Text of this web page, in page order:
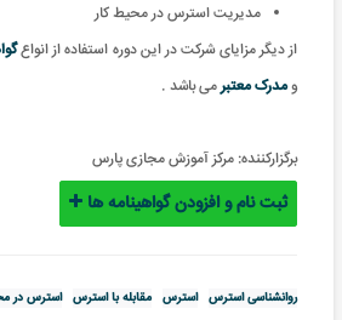
مدیریت استرس در محیط کار
از دیگر مزایای شرکت در این دوره استفاده از انواع
ومدرک معتبرمی باشد .
برگزارکننده: مرکز آموزش مجازی پارس
ثبت نام و افزودن گواهینامه ها
روانشناسی استرس استرس مقابله با استرس استرس در